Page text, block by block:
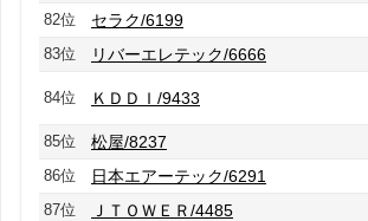
82位
セラク/6199
83位
リバーエレテック/6666
84位 ＫＤＤＩ/9433
85位
松屋/8237
86位
日本エアーテック/6291
87位
ＪＴＯＷＥＲ/4485